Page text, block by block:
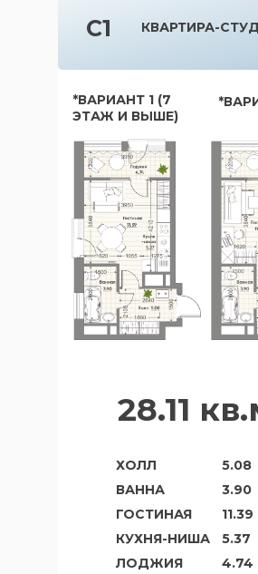
28.11
КВАРТИРА-
ХОЛЛ
КУХНЯ-НИША
ВАННА
ГОСТИНАЯ
5.08
5.37
3.90
11.39
C1
*ВАРИАНТ 1 (7
ЭТАЖ И ВЫШЕ)
ЛОДЖИЯ 4.74